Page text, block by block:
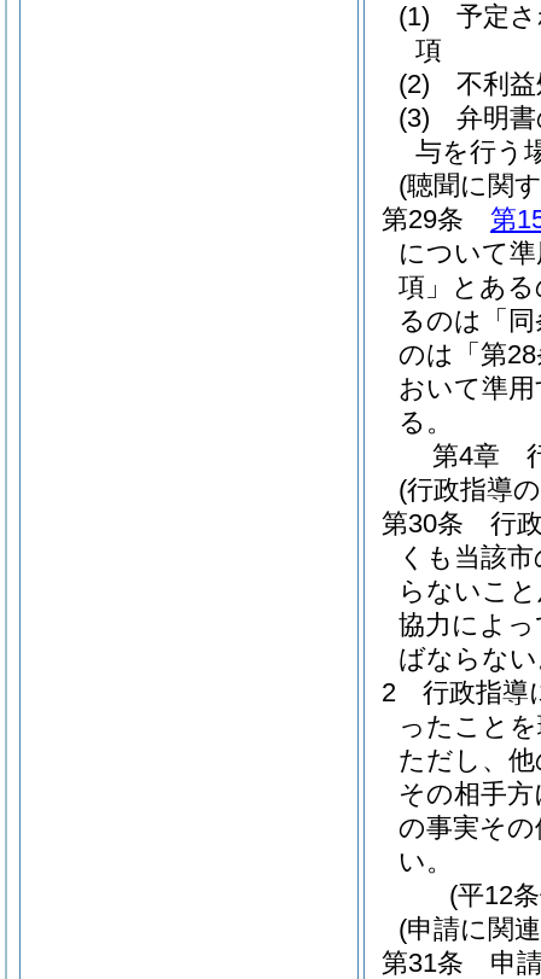
(1)
予定
項
(2)
不利
(3)
弁明
与を行う
(聴聞に関
第29条
第
について
項」とあ
るのは「
のは「第
おいて準
る。
第4章
(行政指導
第30条
行
くも当該
らないこ
協力によ
ばならな
2
行政指導
ったこと
ただし、
その相手
の事実そ
い。
(平12
(申請に関
第31条
申